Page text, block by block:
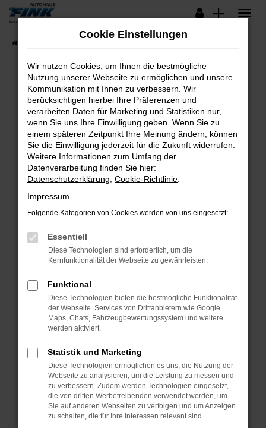
Zum
springen
Lagerfahrzeuge
Fehler: Network Error
Beim Laden ist ein Fehler aufgetreten.
Hier sind ein paar Tipps, die dir helfen können:
Überprüfe deine Firewall und deine
Internetverbindung.
Laden andere Webseiten, zum Beispiel deine
Suchmaschine?
Prüfe deine Browsererweiterungen.
können das Laden bestimmter Seiten
verhindern. Funktioniert die Seite in einem
anderen Browser oder in einem privaten
Starte dein Gerät neu.
Das kann manchmal helfen, vorübergehende
Probleme zu beheben.
Betriebssystem auf dem neuesten Stand
sind.
Veraltete Software birgt nicht nur ein
Sicherheitsrisiko, sondern kann auch dazu
führen, dass bestimmte Funktionen nicht mehr
unterstützt werden.
Cookie Einstellungen
Wir nutzen Cookies, um Ihnen die bestmögliche
Nutzung unserer Webseite zu ermöglichen und unsere
Kommunikation mit Ihnen zu verbessern. Wir
berücksichtigen hierbei Ihre Präferenzen und
verarbeiten Daten für Marketing und Statistiken nur,
wenn Sie uns Ihre Einwilligung geben. Wenn Sie zu
einem späteren Zeitpunkt Ihre Meinung ändern, können
Sie die Einwilligung jederzeit für die Zukunft widerrufen.
Weitere Informationen zum Umfang der
Datenverarbeitung finden Sie hier:
Datenschutzerklärung Cookie-Richtlinie
Impressum
Folgende Kategorien von Cookies werden von uns eingesetzt:
Essentiell
Diese Technologien sind erforderlich, um die
Kernfunktionalität der Webseite zu gewährleisten.
Funktional
Diese Technologien bieten die bestmögliche Funktionalität
der Webseite. Services von Drittanbietern wie Google
Maps, Chats, Fahrzeugbewertungssystem und weitere
werden aktiviert.
Statistik und Marketing
Diese Technologien ermöglichen es uns, die Nutzung der
Webseite zu analysieren, um die Leistung zu messen und
zu verbessern. Zudem werden Technologien eingesetzt,
die von dritten Werbetreibenden verwendet werden, um
Sie auf anderen Webseiten zu verfolgen und um Anzeigen
zu schalten, die für Ihre Interessen relevant sind.